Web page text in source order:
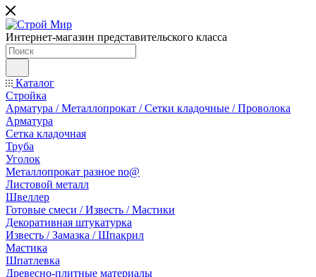
Интернет-магазин представительского класса
Каталог
Стройка
Арматура / Металлопрокат / Сетки кладочные / Проволока
Арматура
Сетка кладочная
Труба
Уголок
Металлопрокат разное no@
Листовой металл
Швеллер
Готовые смеси / Известь / Мастики
Декоративная штукатурка
Известь / Замазка / Шпакрил
Мастика
Шпатлевка
Древесно-плитные материалы